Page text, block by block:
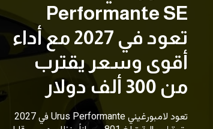
Performante SE
تعود في 2027 مع أداء
أقوى وسعر يقترب
من 300 ألف دولار
تعود لامبورغيني Urus Performante في 2027